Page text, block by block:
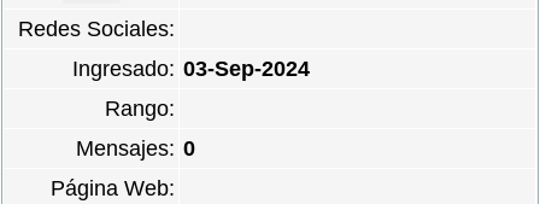
Redes Sociales:
Ingresado: 03-Sep-2024
Rango:
Mensajes: 0
Página Web: